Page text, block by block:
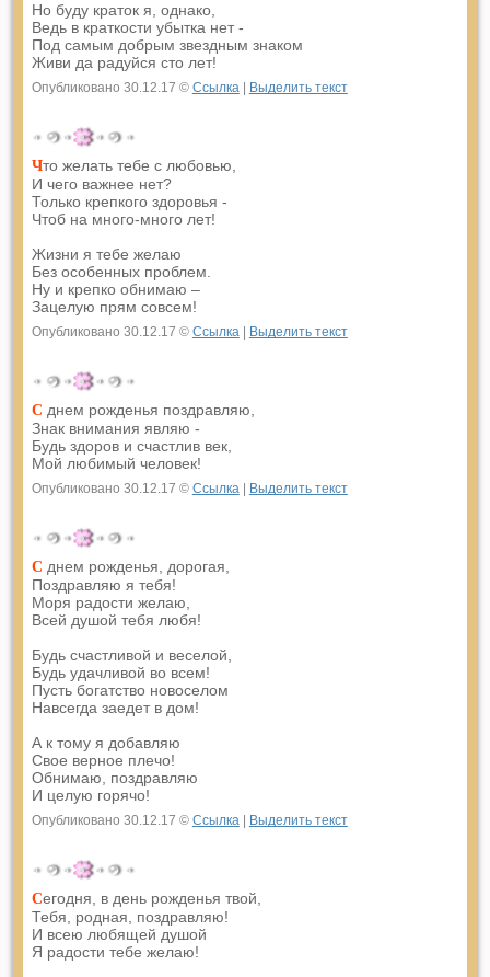
Но буду краток я, однако,
Ведь в краткости убытка нет -
Под самым добрым звездным знаком
Живи да радуйся сто лет!
Опубликовано 30.12.17 © Ссылка| Выделить текст
Что желать тебе с любовью,
И чего важнее нет?
Только крепкого здоровья -
Чтоб на много-много лет!
Жизни я тебе желаю
Без особенных проблем.
Ну и крепко обнимаю –
Зацелую прям совсем!
Опубликовано 30.12.17 © Ссылка| Выделить текст
С днем рожденья поздравляю,
Знак внимания являю -
Будь здоров и счастлив век,
Мой любимый человек!
Опубликовано 30.12.17 © Ссылка| Выделить текст
С днем рожденья, дорогая,
Поздравляю я тебя!
Моря радости желаю,
Всей душой тебя любя!
Будь счастливой и веселой,
Будь удачливой во всем!
Пусть богатство новоселом
Навсегда заедет в дом!
А к тому я добавляю
Свое верное плечо!
Обнимаю, поздравляю
И целую горячо!
Опубликовано 30.12.17 © Ссылка| Выделить текст
Сегодня, в день рожденья твой,
Тебя, родная, поздравляю!
И всею любящей душой
Я радости тебе желаю!